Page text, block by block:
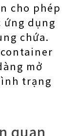
cho phép
ứng dụng
chứa.
mở
trạng
quan